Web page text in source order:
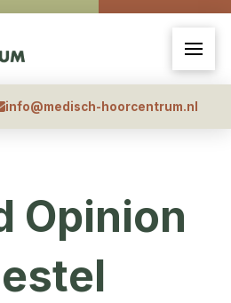
info@medisch-hoorcentrum.nl
Opinion